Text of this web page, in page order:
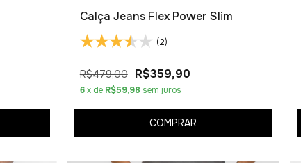
Calça Jeans Flex Power Slim
(2)
R$479,00 R$359,90
6 x de R$59,98 sem juros
COMPRAR